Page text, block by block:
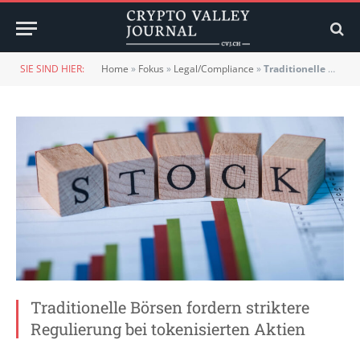
SIE SIND HIER: Home » Fokus » Legal/Compliance »Traditionelle Börsen fordern striktere Regulierung bei tokenisierten Aktien
Traditionelle Börsen fordern striktere
Regulierung bei tokenisierten Aktien